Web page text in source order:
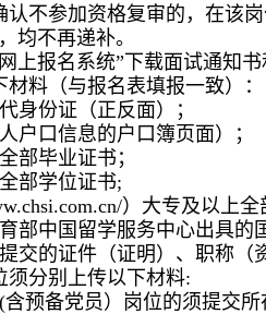
认不参加资格复审的，在该
均不再递补。
上报名系统”下载面试通知
料（与报名表填报一致）：
身份证（正反面）；
户口信息的户口簿页面）；
部毕业证书；
部学位证书;
）大专及以上
部中国留学服务中心出具
交的证件（证明）、职称（
须分别上传以下材料:
含预备党员）岗位的须提交